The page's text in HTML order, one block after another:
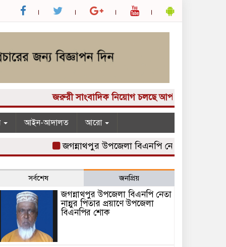
জরুরী সাংবাদিক নিয়োগ চলছে আপনার কাছে একটি
আইন-আদালত আরো
জগন্নাথপুর উপজেলা বিএনপি নেতা নান্নুর পিতার
সর্বশেষ জনপ্রিয়
জগন্নাথপুর উপজেলা বিএনপি নেতা
নান্নুর পিতার প্রয়াণে উপজেলা
বিএনপির শোক